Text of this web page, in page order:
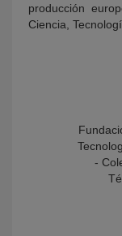
producción
Ciencia,
-